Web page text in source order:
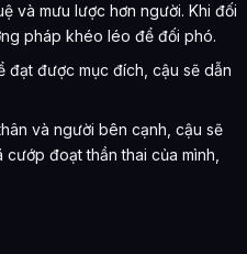
và mưu lược hơn người. Khi đối
pháp khéo léo để đối phó.
đạt được mục đích, cậu sẽ dẫn
và người bên cạnh, cậu sẽ
đoạt thần thai của mình,